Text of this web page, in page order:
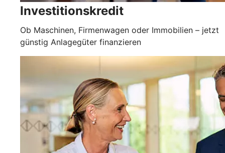
Investitionskredit
Ob Maschinen, Firmenwagen oder Immobilien – jetzt
günstig Anlagegüter finanzieren